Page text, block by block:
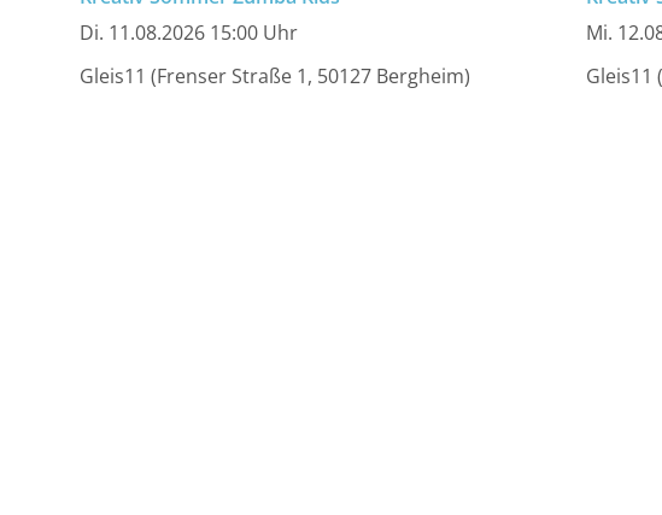
Di. 11.08.2026 15:00 Uhr
Gleis11 (Frenser Straße 1, 50127 Bergheim)
Mi.
Gleis11